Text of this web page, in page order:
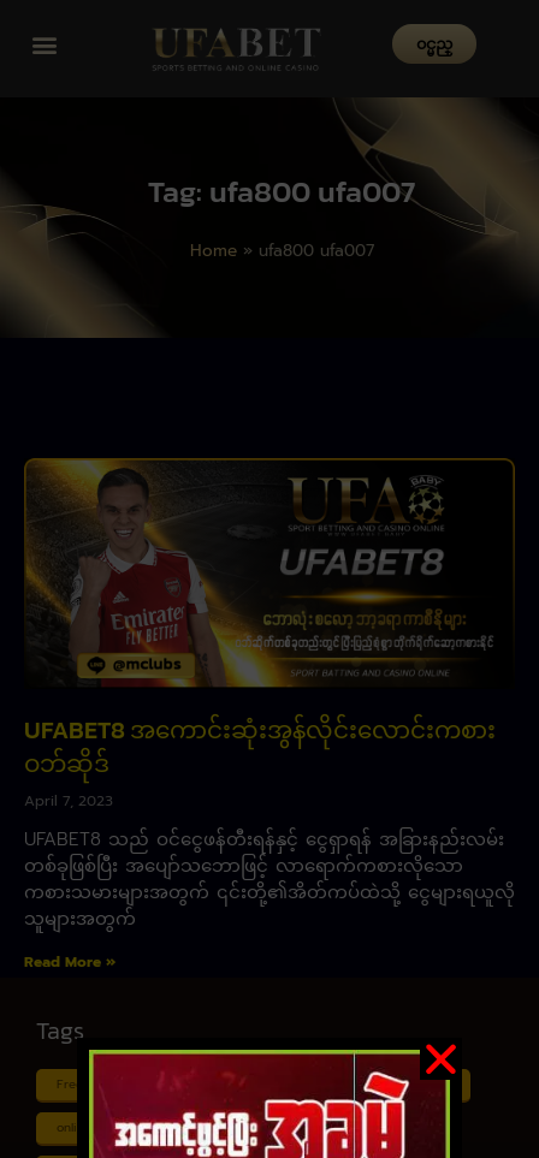
၀င္မည္
Tag: ufa800 ufa007
Home» ufa800 ufa007
UFABET8 အကောင်းဆုံးအွန်လိုင်းလောင်းကစား
ဝဘ်ဆိုဒ်
April 7, 2023
UFABET8 သည် ဝင်ငွေဖန်တီးရန်နှင့် ငွေရှာရန် အခြားနည်းလမ်း
တစ်ခုဖြစ်ပြီး အပျော်သဘောဖြင့် လာရောက်ကစားလိုသော
ကစားသမားများအတွက် ၎င်းတို့၏အိတ်ကပ်ထဲသို့ ငွေများရယူလို
သူများအတွက်
Read More »
Tags
Free ငါး ပစ် ဂိမ်း Myanmar ကာစီနို Online ငါး ဂိမ်း apk
online ငါး ပစ် ဂိမ်းapp Shan Koe Mee ငါး ပစ် ဂိမ်း